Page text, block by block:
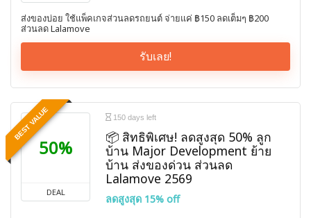
ส่งของบ่อย ใช้แพ็คเกจส่วนลดรถยนต์ จ่ายแค่ ฿150 ลดเต็มๆ ฿200
ส่วนลด Lalamove
รับเลย!
BEST VALUE
50%
DEAL
150 days left
📦 สิทธิพิเศษ! ลดสูงสุด 50% ลูก
บ้าน Major Development ย้าย
บ้าน ส่งของด่วน ส่วนลด
Lalamove 2569
ลดสูงสุด 15% off